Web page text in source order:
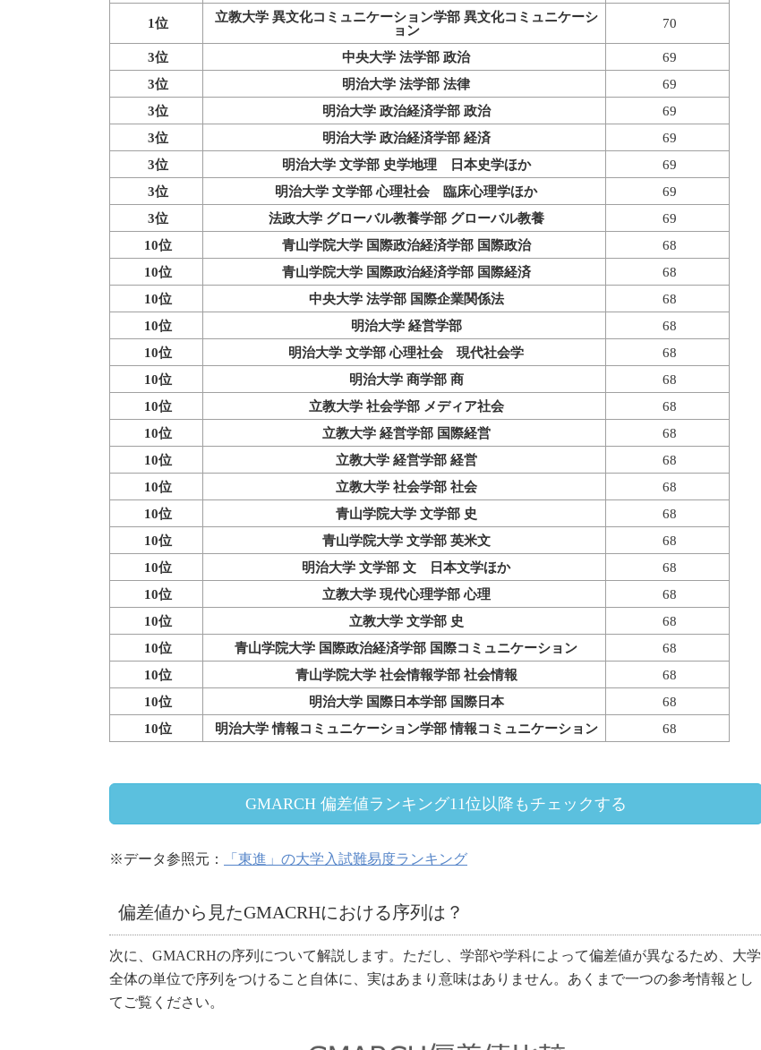
1位
立教大学 異文化コミュニケーション学部 異文化コミュニケーシ
ョン
70
3位 中央大学 法学部 政治
69
3位
明治大学 法学部 法律
69
3位
明治大学 政治経済学部 政治
69
3位
明治大学 政治経済学部 経済
69
3位
明治大学 文学部 史学地理 日本史学ほか
69
3位
明治大学 文学部 心理社会 臨床心理学ほか
69
3位
法政大学 グローバル教養学部 グローバル教養
69
10位
青山学院大学 国際政治経済学部 国際政治
68
10位
青山学院大学 国際政治経済学部 国際経済
68
10位
中央大学 法学部 国際企業関係法
68
10位
明治大学 経営学部
68
10位
明治大学 文学部 心理社会 現代社会学
68
10位
明治大学 商学部 商
68
10位
立教大学 社会学部 メディア社会
68
10位
立教大学 経営学部 国際経営
68
10位
立教大学 経営学部 経営
68
10位
立教大学 社会学部 社会
68
10位
青山学院大学 文学部 史
68
10位
青山学院大学 文学部 英米文
68
10位
明治大学 文学部 文 日本文学ほか
68
10位
立教大学 現代心理学部 心理
68
10位
立教大学 文学部 史
68
10位
青山学院大学 国際政治経済学部 国際コミュニケーション
68
10位
青山学院大学 社会情報学部 社会情報
68
10位
明治大学 国際日本学部 国際日本
68
10位
明治大学 情報コミュニケーション学部 情報コミュニケーション 68
GMARCH 偏差値ランキング11位以降もチェックする
※データ参照元： 「東進」の大学入試難易度ランキング
偏差値から見たGMACRHにおける序列は？
次に、GMACRHの序列について解説します。ただし、学部や学科によって偏差値が異なるため、大学
全体の単位で序列をつけること自体に、実はあまり意味はありません。あくまで一つの参考情報とし
てご覧ください。